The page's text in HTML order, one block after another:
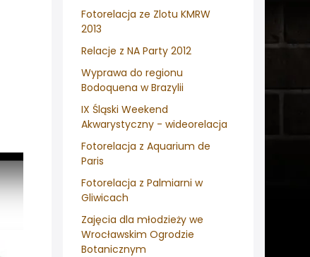
Fotorelacja ze Zlotu KMRW
2013
Relacje z NA Party 2012
Wyprawa do regionu
Bodoquena w Brazylii
IX Śląski Weekend
Akwarystyczny - wideorelacja
Fotorelacja z Aquarium de
Paris
Fotorelacja z Palmiarni w
Gliwicach
Zajęcia dla młodzieży we
Wrocławskim Ogrodzie
Botanicznym